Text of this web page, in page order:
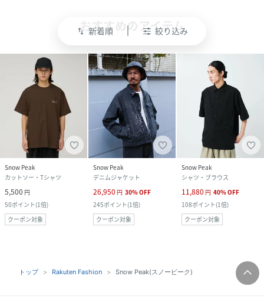
swap_vert 新着順 絞り込み
おすすめのアイテム
Snow Peak
カットソー・Tシャツ
5,500 円
50ポイント(1倍)
クーポン対象
Snow Peak
デニムジャケット
26,950 円 30%OFF
245ポイント(1倍)
クーポン対象
Snow Peak
シャツ・ブラウス
11,880 円 40%OFF
108ポイント(1倍)
クーポン対象
トップ Rakuten Fashion Snow Peak(スノーピーク)